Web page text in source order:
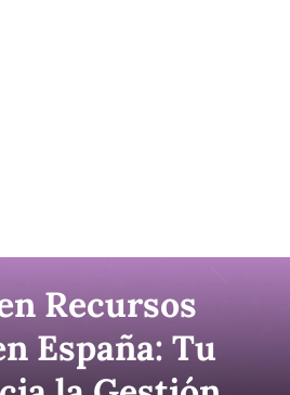
Recursos
España: Tu